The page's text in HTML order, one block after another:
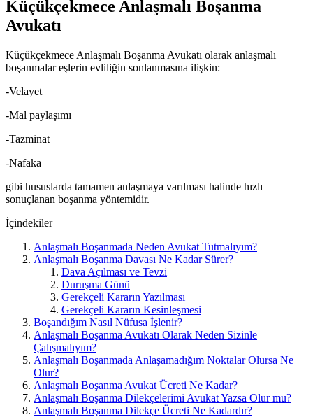
Küçükçekmece Anlaşmalı Boşanma
Avukatı
Küçükçekmece Anlaşmalı Boşanma Avukatı olarak anlaşmalı
boşanmalar eşlerin evliliğin sonlanmasına ilişkin:
-Velayet
-Mal paylaşımı
-Tazminat
-Nafaka
gibi hususlarda tamamen anlaşmaya varılması halinde hızlı
sonuçlanan boşanma yöntemidir.
İçindekiler
Anlaşmalı Boşanmada Neden Avukat Tutmalıyım?
Anlaşmalı Boşanma Davası Ne Kadar Sürer?
Dava Açılması ve Tevzi
Duruşma Günü
Gerekçeli Kararın Yazılması
Gerekçeli Kararın Kesinleşmesi
Boşandığım Nasıl Nüfusa İşlenir?
Anlaşmalı Boşanma Avukatı Olarak Neden Sizinle
Çalışmalıyım?
Anlaşmalı Boşanmada Anlaşamadığım Noktalar Olursa Ne
Olur?
Anlaşmalı Boşanma Avukat Ücreti Ne Kadar?
Anlaşmalı Boşanma Dilekçelerimi Avukat Yazsa Olur mu?
Anlaşmalı Boşanma Dilekçe Ücreti Ne Kadardır?